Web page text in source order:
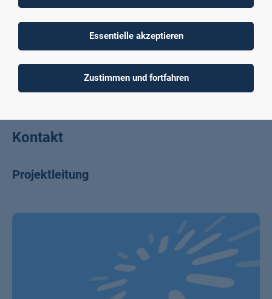
Simulation von Dünnschichtarchitekturen und
Simulation, Design und Konstruktion von
Kontakt
Projektleitung
Essentielle akzeptieren
Zustimmen und fortfahren